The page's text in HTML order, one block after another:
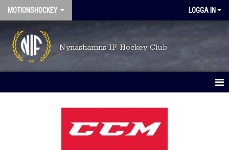
MOTIONSHOCKEY LOGGA IN
Nynäshamns IF Hockey Club